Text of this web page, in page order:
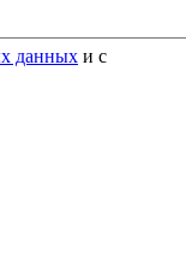
данных и с